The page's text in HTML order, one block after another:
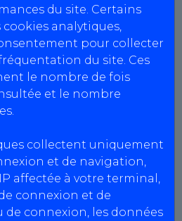
du site. Certains
cookies analytiques,
pour collecter
du site. Ces
le nombre de fois
et le nombre
collectent uniquement
et de navigation,
affectée à votre terminal,
connexion et de
de connexion, les données
TECHNIQUE
centres
TECHNIQUE
: S003Z114
257 063 00017
: FR91919257063
: 1500 €